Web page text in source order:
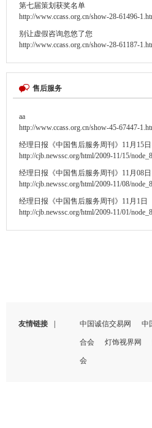
第七届策划获奖名单
http://www.ccass.org.cn/show-28-61496-
别让虚假咨询忽悠了您
http://www.ccass.org.cn/show-28-61187-
售后服务
aa
http://www.ccass.org.cn/show-45-67447-
经理日报《中国售后服务周刊》11月15日
http://cjb.newssc.org/html/2009-11/15/
经理日报《中国售后服务周刊》11月08日
http://cjb.newssc.org/html/2009-11/08/
经理日报《中国售后服务周刊》11月1日
http://cjb.newssc.org/html/2009-11/01/
友情链接 中国诚信交易网 中
合会 灯饰视界网
会